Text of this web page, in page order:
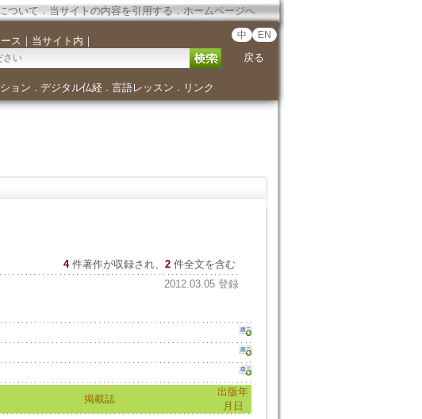
ついて．当サイトの内容を引用する．ホームページへ
ス ｜ 当サイト内 ｜ 中 EN
戻る
ョン ． デジタル仏経． 言語レッスン ． リンク
4 件著作が収録され、 2件全文を含む
2012.03.05 登録
掲載誌
出版年
月日